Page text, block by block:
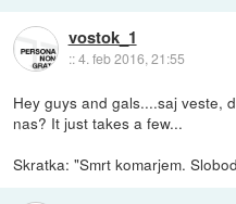
vostok_1
::4. feb 2016, 21:55
Hey guys and gals....saj veste,
nas? It just takes a few...
Skratka: "Smrt komarjem.